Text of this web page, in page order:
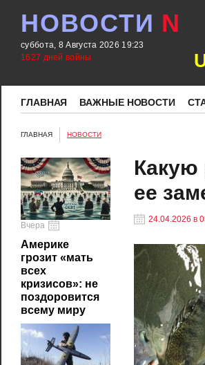
НОВОСТИ N
суббота, 8 Августа 2026 19:23
1627 дней войны
ГЛАВНАЯ ВАЖНЫЕ НОВОСТИ
ГЛАВНАЯ НОВОСТИ
Вчера
Америке
грозит «мать
всех
кризисов»: не
поздоровится
всему миру
Какую
ее
24.04.2026 в